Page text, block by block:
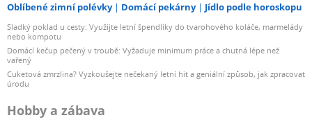
Oblíbené zimní polévky Domácí pekárny Jídlo podle horoskopu
Sladký poklad u cesty: Využijte letní špendlíky do tvarohového koláče, marmelády
nebo kompotu
Domácí kečup pečený v troubě: Vyžaduje minimum práce a chutná lépe než
vařený
Cuketová zmrzlina? Vyzkoušejte nečekaný letní hit a geniální způsob, jak zpracovat
úrodu
Hobby a zábava